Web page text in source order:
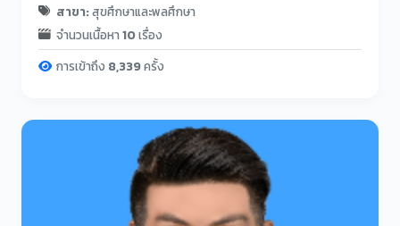
สาขา:สุขศึกษาและพลศึกษา
จำนวนเนื้อหา10เรื่อง
การเข้าถึง 8,339ครั้ง